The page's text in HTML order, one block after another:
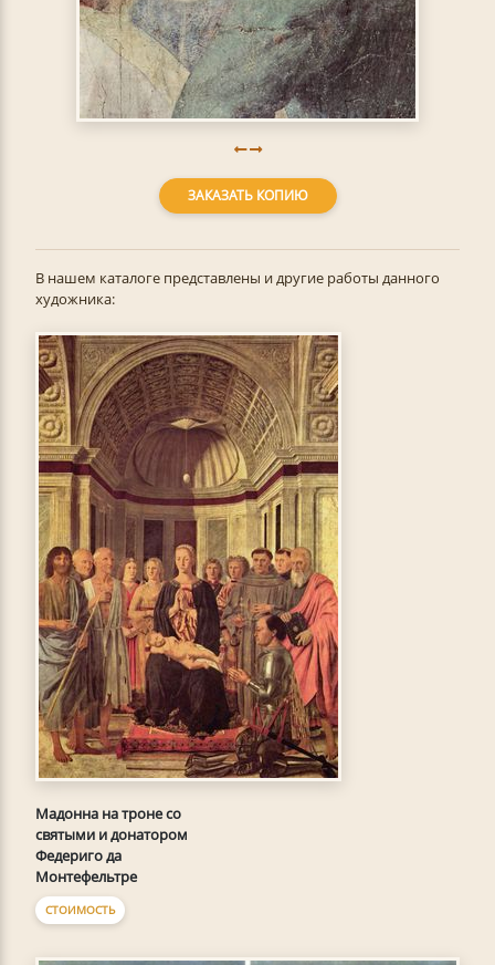
ЗАКАЗАТЬ КОПИЮ
В нашем каталоге представлены и другие работы данного
художника:
Мадонна на троне со
святыми и донатором
Федериго да
Монтефельтре
СТОИМОСТЬ